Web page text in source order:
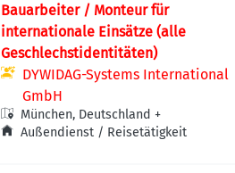
Bauarbeiter / Monteur für
internationale Einsätze (alle
Geschlechstidentitäten)
DYWIDAG-Systems International
GmbH
München, Deutschland +
Außendienst / Reisetätigkeit